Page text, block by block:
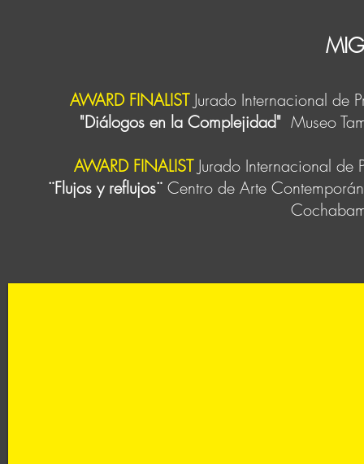
AWARD FINALIST Jurado Internacional de
"Diálogos en la Complejidad" Museo
AWARD FINALIST Jurado Internacional de
¨Flujos y reflujos¨ Centro de Arte